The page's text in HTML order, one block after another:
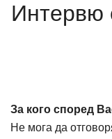
Интервю
За кого според
Не мога да